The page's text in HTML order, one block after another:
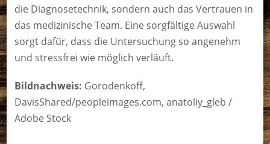
die Diagnosetechnik, sondern auch das Vertrauen in
das medizinische Team. Eine sorgfältige Auswahl
sorgt dafür, dass die Untersuchung so angenehm
und stressfrei wie möglich verläuft.
Bildnachweis: Gorodenkoff,
DavisShared/peopleimages.com, anatoliy_gleb /
Adobe Stock